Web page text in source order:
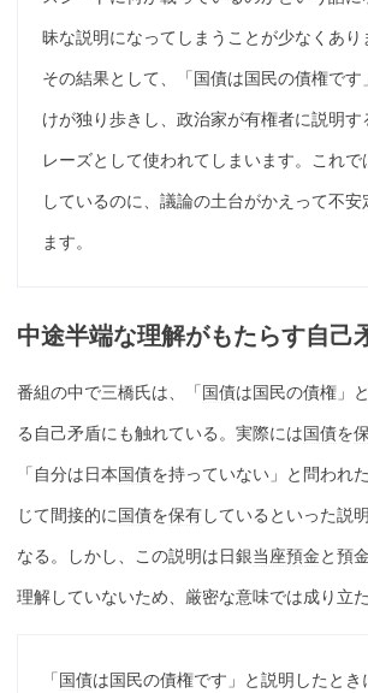
昧な説明になってしまうことが少なくあり
その結果として、「国債は国民の債権で
けが独り歩きし、政治家が有権者に説明す
レーズとして使われてしまいます。これ
しているのに、議論の土台がかえって不
ます。
中途半端な理解がもたらす自己
番組の中で三橋氏は、「国債は国民の債権」
る自己矛盾にも触れている。実際には国債を
「自分は日本国債を持っていない」と問われ
じて間接的に国債を保有しているといった説
なる。しかし、この説明は日銀当座預金と預
理解していないため、厳密な意味では成り立た
「国債は国民の債権です」と説明したとき